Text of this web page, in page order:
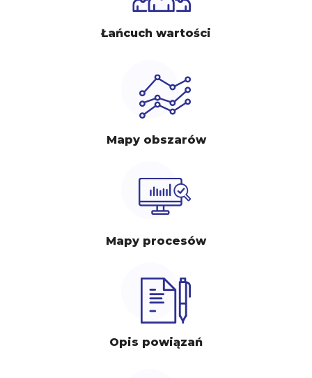
Łańcuch wartości
Mapy obszarów
Mapy procesów
Opis powiązań